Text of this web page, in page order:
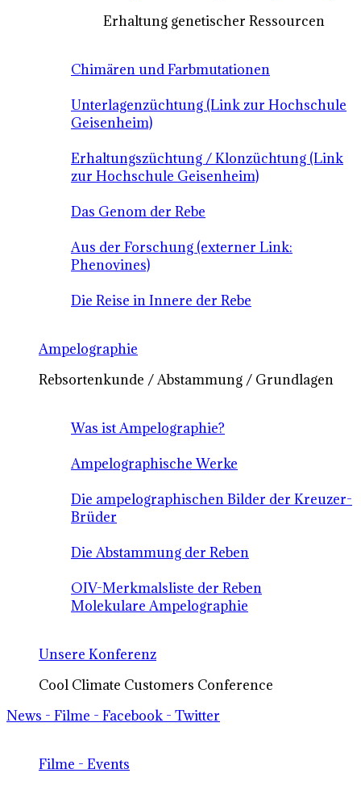
Erhaltung genetischer Ressourcen
Chimären und Farbmutationen
Unterlagenzüchtung (Link zur Hochschule
Geisenheim)
Erhaltungszüchtung / Klonzüchtung (Link
zur Hochschule Geisenheim)
Das Genom der Rebe
Aus der Forschung (externer Link:
Phenovines)
Die Reise in Innere der Rebe
Ampelographie
Rebsortenkunde / Abstammung / Grundlagen
Was ist Ampelographie?
Ampelographische Werke
Die ampelographischen Bilder der Kreuzer-
Brüder
Die Abstammung der Reben
OIV-Merkmalsliste der Reben
Molekulare Ampelographie
Unsere Konferenz
Cool Climate Customers Conference
News - Filme - Facebook - Twitter
Filme - Events